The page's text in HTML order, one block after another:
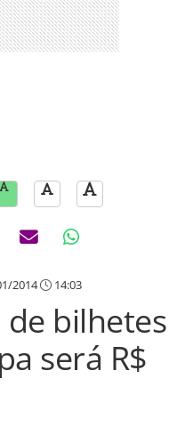
2014 14:03
bilhetes
será R$